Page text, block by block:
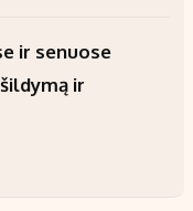
ir senuose
ir